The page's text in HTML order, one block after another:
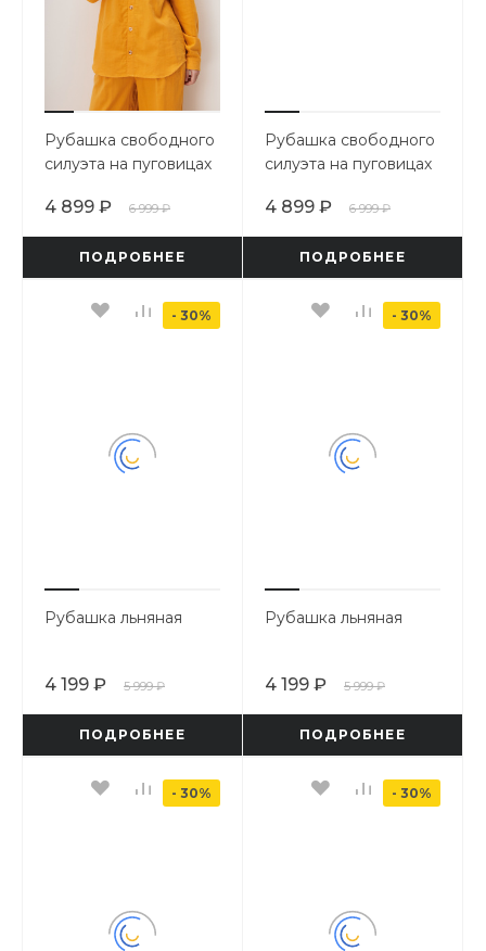
Рубашка свободного
силуэта на пуговицах
4 899 ₽ 6 999 ₽
ПОДРОБНЕЕ
Рубашка свободного
силуэта на пуговицах
4 899 ₽ 6 999 ₽
ПОДРОБНЕЕ
Рубашка льняная
4 199 ₽ 5 999 ₽
- 30%
ПОДРОБНЕЕ
Рубашка льняная
4 199 ₽ 5 999 ₽
- 30%
ПОДРОБНЕЕ
- 30% - 30%